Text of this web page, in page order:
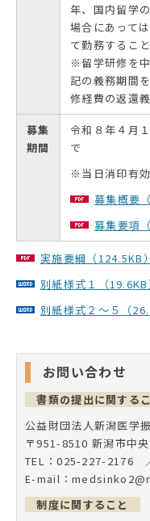
年、国内留学
場合にあって
て勤務すること
※留学研修を
記の義務期間
修経費の返還
募集
期間
令和８年４月
で
※当日消印有効
募集概要
募集要項
実施要綱（124.5KB）
別紙様式１（19.6KB
別紙様式２～５（
お問い合わせ
書類の提出に関する
公益財団法人新潟医学
〒951-8510 新潟市中
TEL：025-227-2176
E-mail：
制度に関すること